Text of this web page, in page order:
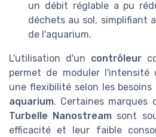
un débit réglable a pu
déchets au sol, simplifiant
de l'aquarium.
L'utilisation d'un contrôleur
permet de moduler
une flexibilité selon les
aquarium. Certaines marques
Turbelle Nanostream sont
efficacité et leur faible